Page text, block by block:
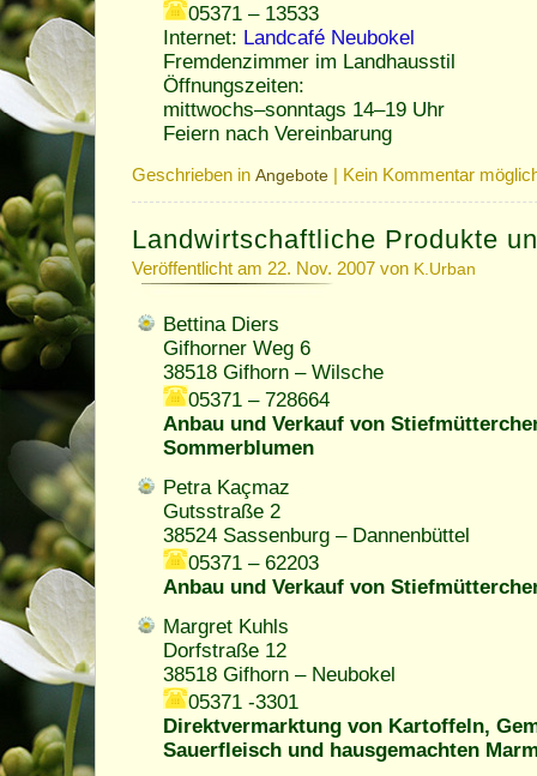
05371 – 13533
Internet: Landcafé Neubokel
Fremdenzimmer im Landhausstil
Öffnungszeiten:
mittwochs–sonntags 14–19 Uhr
Feiern nach Vereinbarung
Geschrieben in Angebote | Kein Kommentar
Landwirtschaftliche Produkte
Veröffentlicht am 22. Nov. 2007 von K.Urban
Bettina Diers
Gifhorner Weg 6
38518 Gifhorn – Wilsche
05371 – 728664
Anbau und Verkauf von
Sommerblumen
Petra Kaçmaz
Gutsstraße 2
38524 Sassenburg – Dannenbüttel
05371 – 62203
Anbau und Verkauf von
Margret Kuhls
Dorfstraße 12
38518 Gifhorn – Neubokel
05371 -3301
Direktvermarktung von Kartoffeln,
Sauerfleisch und hausgemachten